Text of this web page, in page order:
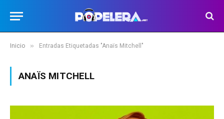
Inicio » Entradas Etiquetadas "Anaïs Mitchell"
ANAÏS MITCHELL